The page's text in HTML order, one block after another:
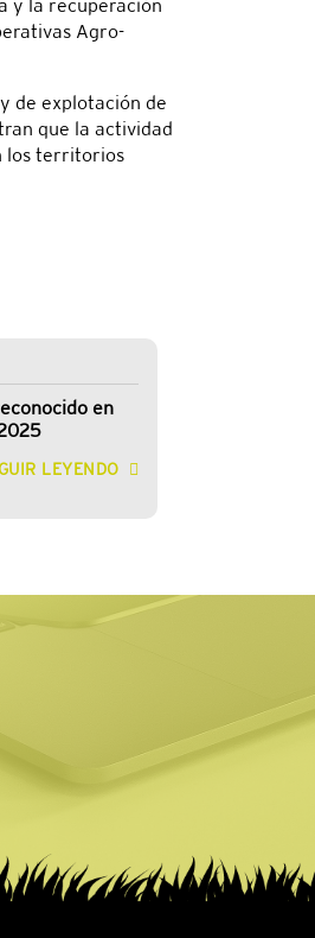
y la recuperación
Agro-
de explotación de
que la actividad
los territorios
en
LEYENDO